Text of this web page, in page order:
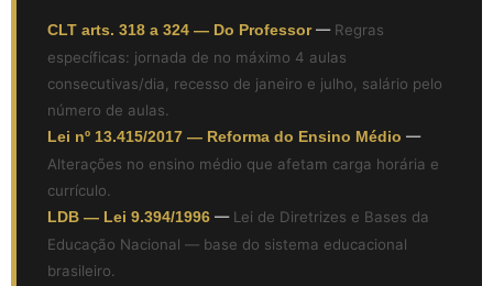
CLT arts. 318 a 324 — Do Professor— Regras
específicas: jornada de no máximo 4 aulas
consecutivas/dia, recesso de janeiro e julho, salário pelo
número de aulas.
Lei nº 13.415/2017 — Reforma do Ensino Médio —
Alterações no ensino médio que afetam carga horária e
currículo.
LDB — Lei 9.394/1996 — Lei de Diretrizes e Bases da
Educação Nacional — base do sistema educacional
brasileiro.